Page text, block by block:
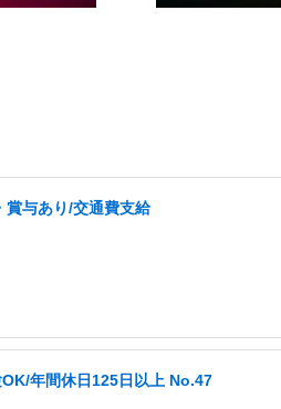
賞与あり/交通費支給
年間休日125日以上 No.47